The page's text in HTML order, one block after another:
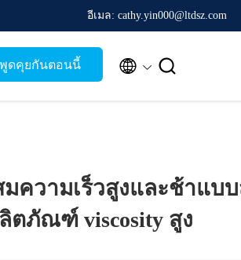
อีเมล: cathy.yin000@ltdsz.com
พูดคุยกันตอนนี้  
มความเร็วสูงและช้าแบ
ตภัณฑ์ viscosity สูง